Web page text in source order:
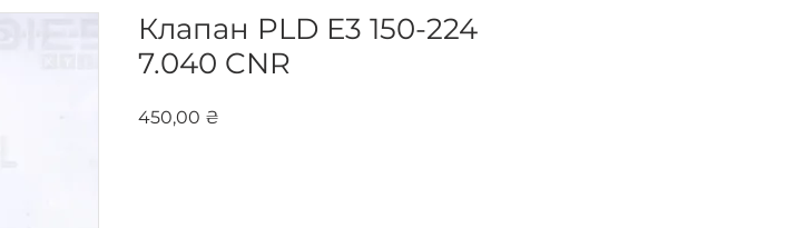
Клапан PLD Е3 150-224
7.040 CNR
450,00 ₴